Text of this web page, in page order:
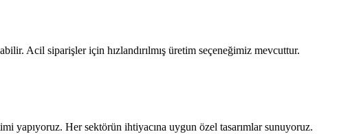
Acil siparişler için hızlandırılmış üretim seçeneğimiz mevcuttur.
yapıyoruz. Her sektörün ihtiyacına uygun özel tasarımlar sunuyoruz.